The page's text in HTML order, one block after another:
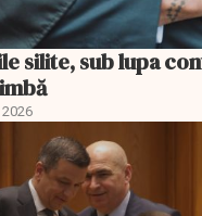
silite, sub lupa
2026